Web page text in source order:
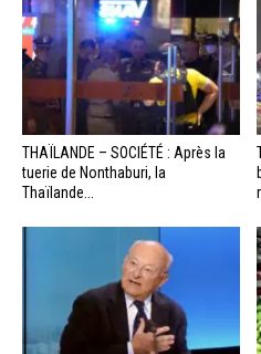
THAÏLANDE – SOCIÉTÉ : Après la
tuerie de Nonthaburi, la
Thaïlande...